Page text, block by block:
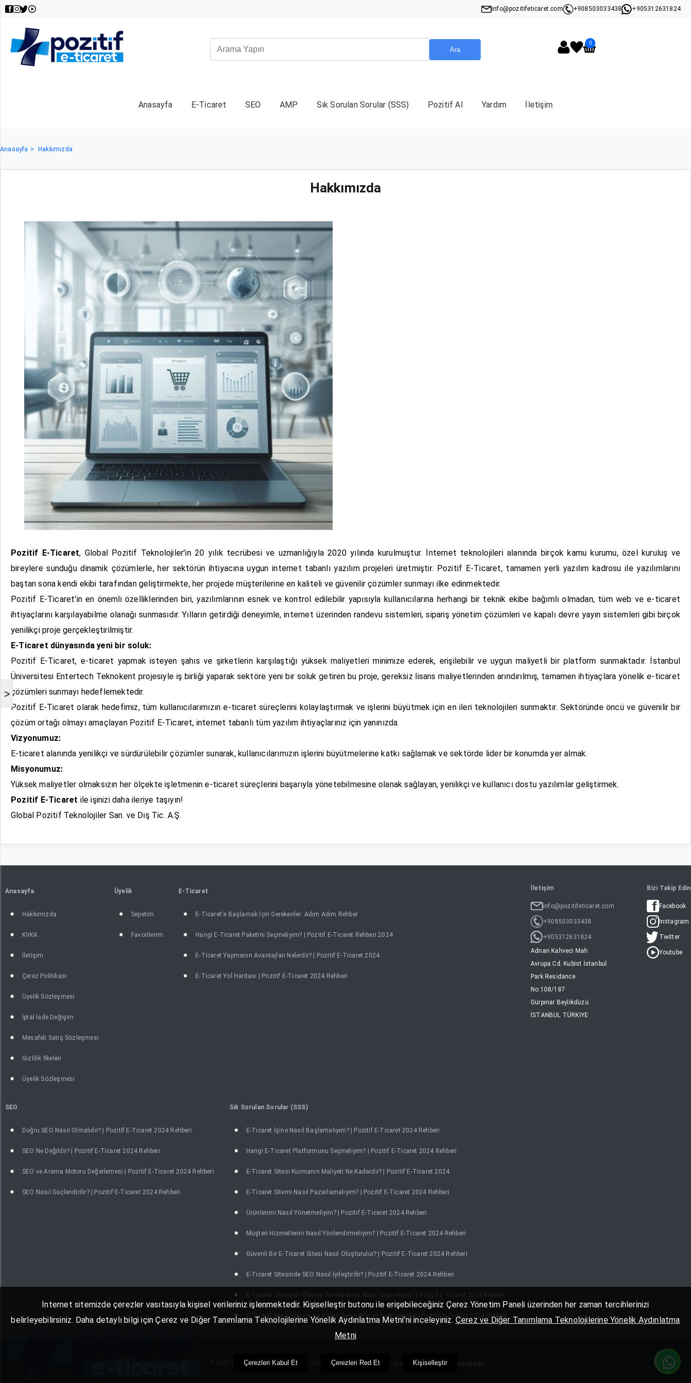
info@pozitifeticaret.com +908503033438 +905312631824
Ara
0
Anasayfa E-Ticaret SEO AMP Sık Sorulan Sorular (SSS) Pozitif AI Yardım İletişim
>
Anasayfa Hakkımızda
Hakkımızda
Pozitif E-Ticaret, Global Pozitif Teknolojiler’in 20 yılık tecrübesi ve uzmanlığıyla 2020 yılında kurulmuştur. İnternet teknolojileri alanında birçok kamu kurumu, özel kuruluş ve
bireylere sunduğu dinamik çözümlerle, her sektörün ihtiyacına uygun internet tabanlı yazılım projeleri üretmiştir. Pozitif E-Ticaret, tamamen yerli yazılım kadrosu ile yazılımlarını
baştan sona kendi ekibi tarafından geliştirmekte, her projede müşterilerine en kaliteli ve güvenilir çözümler sunmayı ilke edinmektedir.
Pozitif E-Ticaret'in en önemli özelliklerinden biri, yazılımlarının esnek ve kontrol edilebilir yapısıyla kullanıcılarına herhangi bir teknik ekibe bağımlı olmadan, tüm web ve e-ticaret
ihtiyaçlarını karşılayabilme olanağı sunmasıdır. Yılların getirdiği deneyimle, internet üzerinden randevu sistemleri, sipariş yönetim çözümleri ve kapalı devre yayın sistemleri gibi birçok
yenilikçi proje gerçekleştirilmiştir.
E-Ticaret dünyasında yeni bir soluk:
Pozitif E-Ticaret, e-ticaret yapmak isteyen şahıs ve şirketlerin karşılaştığı yüksek maliyetleri minimize ederek, erişilebilir ve uygun maliyetli bir platform sunmaktadır. İstanbul
Üniversitesi Entertech Teknokent projesiyle iş birliği yaparak sektöre yeni bir soluk getiren bu proje, gereksiz lisans maliyetlerinden arındırılmış, tamamen ihtiyaçlara yönelik e-ticaret
çözümleri sunmayı hedeflemektedir.
Pozitif E-Ticaret olarak hedefimiz, tüm kullanıcılarımızın e-ticaret süreçlerini kolaylaştırmak ve işlerini büyütmek için en ileri teknolojileri sunmaktır. Sektöründe öncü ve güvenilir bir
çözüm ortağı olmayı amaçlayan Pozitif E-Ticaret, internet tabanlı tüm yazılım ihtiyaçlarınız için yanınızda.
Vizyonumuz:
E-ticaret alanında yenilikçi ve sürdürülebilir çözümler sunarak, kullanıcılarımızın işlerini büyütmelerine katkı sağlamak ve sektörde lider bir konumda yer almak.
Misyonumuz:
Yüksek maliyetler olmaksızın her ölçekte işletmenin e-ticaret süreçlerini başarıyla yönetebilmesine olanak sağlayan, yenilikçi ve kullanıcı dostu yazılımlar geliştirmek.
Pozitif E-Ticaret ile işinizi daha ileriye taşıyın!
Global Pozitif Teknolojiler San. ve Dış Tic. A.Ş.
Anasayfa
Hakkımızda
KVKK
İletişim
Çerez Politikası
Üyelik Sözleşmesi
İptal İade Değişim
Mesafeli Satış Sözleşmesi
Gizlilik İlkeleri
Üyelik Sözleşmesi
Üyelik
Sepetim
Favorilerim
E-Ticaret
E-Ticaret'e Başlamak İçin Gerekenler: Adım Adım Rehber
Hangi E-Ticaret Paketini Seçmeliyim? | Pozitif E-Ticaret Rehberi 2024
E-Ticaret Yapmanın Avantajları Nelerdir? | Pozitif E-Ticaret 2024
E-Ticaret Yol Haritası | Pozitif E-Ticaret 2024 Rehberi
SEO
Doğru SEO Nasıl Olmalıdır? | Pozitif E-Ticaret 2024 Rehberi
SEO Ne Değildir? | Pozitif E-Ticaret 2024 Rehberi
SEO ve Arama Motoru Değerlemesi | Pozitif E-Ticaret 2024 Rehberi
SEO Nasıl Güçlendirilir? | Pozitif E-Ticaret 2024 Rehberi
Sık Sorulan Sorular (SSS)
E-Ticaret İşine Nasıl Başlamalıyım? | Pozitif E-Ticaret 2024 Rehberi
Hangi E-Ticaret Platformunu Seçmeliyim? | Pozitif E-Ticaret 2024 Rehberi
E-Ticaret Sitesi Kurmanın Maliyeti Ne Kadardır? | Pozitif E-Ticaret 2024
E-Ticaret Sitemi Nasıl Pazarlamalıyım? | Pozitif E-Ticaret 2024 Rehberi
Ürünlerimi Nasıl Yönetmeliyim? | Pozitif E-Ticaret 2024 Rehberi
Müşteri Hizmetlerini Nasıl Yönlendirmeliyim? | Pozitif E-Ticaret 2024 Rehberi
Güvenli Bir E-Ticaret Sitesi Nasıl Oluşturulur? | Pozitif E-Ticaret 2024 Rehberi
E-Ticaret Sitesinde SEO Nasıl İyileştirilir? | Pozitif E-Ticaret 2024 Rehberi
E-Ticaret Sitesinde Ödeme Yöntemlerini Nasıl Seçmeliyim? | Pozitif E-Ticaret 2024 Rehberi
E-Ticaret Sitesi için Hangi Kargo Seçeneklerini Sunmalıyım? | Pozitif E-Ticaret 2024 Rehberi
İletişim
info@pozitifeticaret.com
+908503033438
+905312631824
Adnan Kahveci Mah
Avrupa Cd. Kubist İstanbul
Park Residance
No:108/187
Gürpınar Beylikdüzü
İSTANBUL TÜRKIYE
Bizi Takip Edin
Facebook
Instagram
Twitter
Youtube
© 2026 Pozitif E-Ticaret. Her Hakkı saklıdır. Pozitif E-Ticaret Yazılımı Kullanmaktadır
İnternet sitemizde çerezler vasıtasıyla kişisel verileriniz işlenmektedir. Kişiselleştir butonu ile erişebileceğiniz Çerez Yönetim Paneli üzerinden her zaman tercihlerinizi
belirleyebilirsiniz. Daha detaylı bilgi için Çerez ve Diğer Tanımlama Teknolojilerine Yönelik Aydınlatma Metni'ni inceleyiniz.Çerez ve Diğer Tanımlama Teknolojilerine Yönelik Aydınlatma
Metni
Çerezleri Kabul Et Çerezleri Red Et Kişiselleştir